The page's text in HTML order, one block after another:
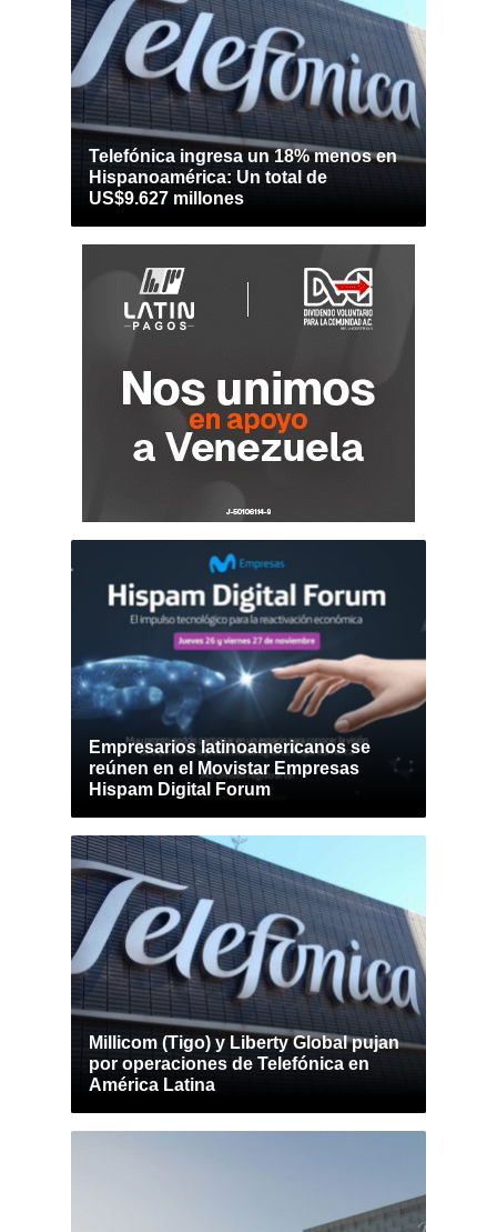
Telefónica ingresa un 18% menos en
Hispanoamérica: Un total de
US$9.627 millones
Empresarios latinoamericanos se
reúnen en el Movistar Empresas
Hispam Digital Forum
Millicom (Tigo) y Liberty Global pujan
por operaciones de Telefónica en
América Latina